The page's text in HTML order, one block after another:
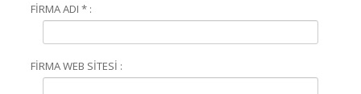
FİRMA ADI * :
FİRMA WEB SİTESİ :